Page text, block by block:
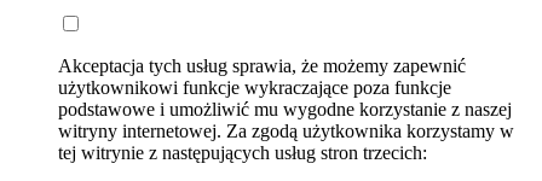
Akceptacja tych usług sprawia, że możemy zapewnić
użytkownikowi funkcje wykraczające poza funkcje
podstawowe i umożliwić mu wygodne korzystanie z naszej
witryny internetowej. Za zgodą użytkownika korzystamy w
tej witrynie z następujących usług stron trzecich: